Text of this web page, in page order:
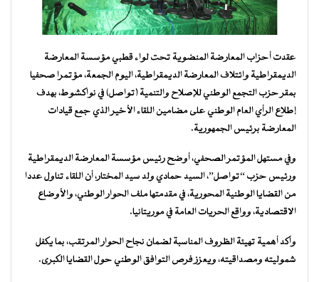
عقدت أحزاب المعارضة المنضوية تحت لواء قطبي مؤسسة المعارضة
الديمقراطية وائتلاف المعارضة الديمقراطية، اليوم الجمعة، مؤتمرا صحفيا
بمقر حزب التجمع الوطني للإصلاح والتنمية (تواصل) في نواكشوط، بهدف
إطلاع الرأي العام الوطني على مضامين اللقاء الأخير الذي جمع قيادات
المعارضة برئيس الجمهورية.
وفي مستهل المؤتمر الصحفي، أوضح رئيس مؤسسة المعارضة الديمقراطية
ورئيس حزب “تواصل”، السيد حمادي ولد سيد المختار، أن اللقاء تناول عددا
من القضايا الوطنية المحورية، في مقدمتها ملف الحوار الوطني، والأوضاع
الاقتصادية، وواقع الحريات العامة في موريتانيا.
وأكد أهمية تهيئة الظروف المناسبة لضمان نجاح الحوار المرتقب، بما يكفل
شموليته ومصداقيته، ويعزز فرص التوافق الوطني حول القضايا الكبرى.